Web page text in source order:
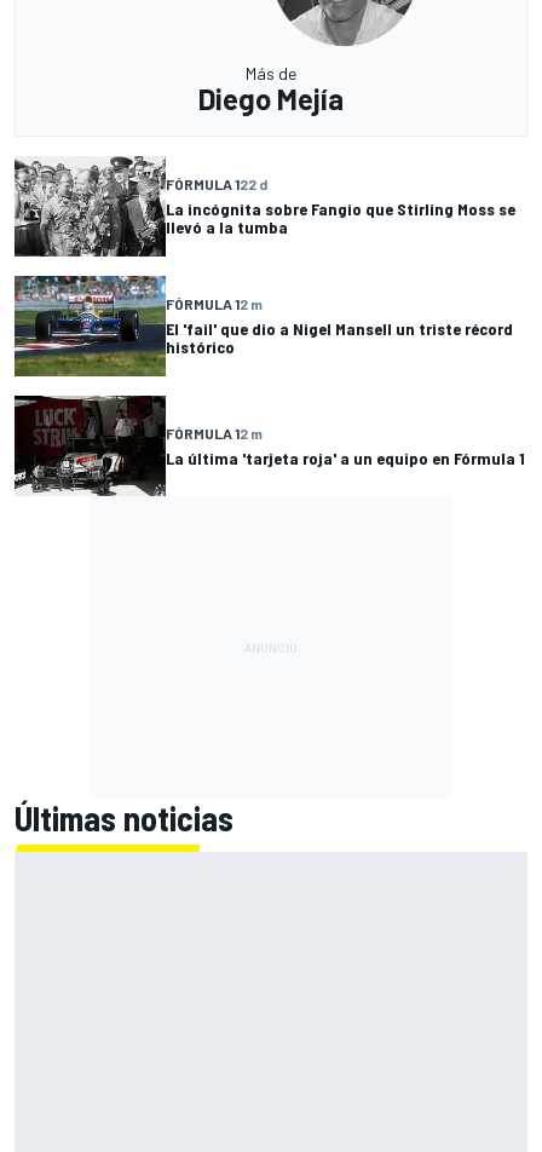
Más de
Diego Mejía
FÓRMULA 122 d
La incógnita sobre Fangio que Stirling Moss se
llevó a la tumba
FÓRMULA 12 m
El 'fail' que dio a Nigel Mansell un triste récord
histórico
FÓRMULA 12 m
La última 'tarjeta roja' a un equipo en Fórmula 1
Últimas noticias